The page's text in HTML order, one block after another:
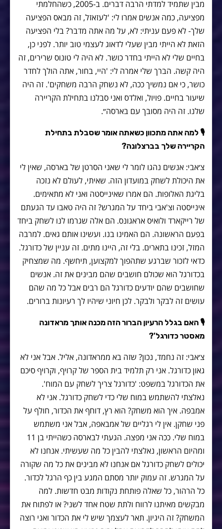
מבין שתמיד למדתי הרבה דברים. ב-2005, כשהחלמתי
מפציעה, כמה אנשים אמרו לי: 'לעזאזל, זה מבאס הפציעה
שלך- לא פעם עניתי: לא, על מה אתה מדבר? בלי הפציעה
הזאת לא הייתי מבין שעלי לדאוג לעצמי טוב יותר. לפני כן,
בחיים שלי לא הייתי בחדר כושר. לא היה לי טונוס שרירים, זה
היה קשה. הברך שלי אמרה לי: 'היי, בחור, אתה הולך לחדר
כושר, כי אם נמשיך ככה, לא נשחק הרבה משחקים'. זה היה
שיעור בחיים. פויול, ואלדס ואני סבלנו בתחילת הקריירה
שלנו. זה היה מסובך עם בארסה״.
🎙 למה אתה מתכוון כשאתה אומר שסבלת בתחילת
הקריירה שלך בברצלונה?
צ׳אבי: אנשים נהגו לומר לי שאני הסרטן של בארסה, שאין לי
את היכולת לשחק במועדון הזה. שאיתי, לעולם לא נזכה
בליגת האלופות. הם אמרו שאינייסטה ואני לא מתאימים.
אינייסטה וצ'אבי ביחד על המגרש? זה היה טאבו עד הגעתם
של רייקארד ולואיס אראגונס. הם אלה שגרמו לנו לשחק ביחד
בפעם הראשונה. הם האמינו בנו. ועשינו אותם גאים. למרבה
המזל, זכינו בתארים. בלי זה, היינו מתים. זה עניין של כדורגל.
כדאי לזכור שברגע שתהפוך למקצוען, תיחשף. מה שמצחיק
בכדורגל הוא שכולם חושבים שהם מבינים את זה. אנשים
שחושבים שהם יודעים כדורגל הם רבים אבל כל מה שהם
עושים זה לבקר ולבקר. לכן חיוני שיהיו לך רעיונות ברורים.
🎙האם בגלל הרעיון הברור הזה מכנה אותך מראדונה
מאסטר כדורגל'?
צ׳אבי: זה נחמד, נכון? שזה בא ממראדונה, אליל. אבל אני לא
גאון כדורגל. אני רק תלמיד בית הספר של קרויף, וקרויף סיכם
את הכדורגל במשפט: 'כדורגל צריך לשחק עם המוח'.
נאלצתי להשתמש במוח שלי כדי לשחק כדורגל. אני לא
אמבפה. איך הוא משחק? הוא רץ, דוחף את הכדור, חולף על
פני שחקן. אין לי רגליים של אמבאפה, אבל אני משתמש
במוח שלי. ככה אני מפצה. הגעתי לבארסה כשהייתי בן 11
ומהיום הראשון, נאלצתי להבין כל מה שעשיתי. אנחנו לא
יכולים לשחק כדורגל אם אנחנו לא מבינים את כל מה שקורה
על המגרש. זה עמוק יותר מסתם המגע בין כף הרגל לכדור.
כל הרהור, כל שאלה פותחת נקודות מבט חדשות. למה
מבקשים מאיתנו לרווח ולתת שטח אחד לשני? או לפתוח את
המשחק? זה היגיון. תאר לעצמך שיש לי את הכדור ואני רוצה